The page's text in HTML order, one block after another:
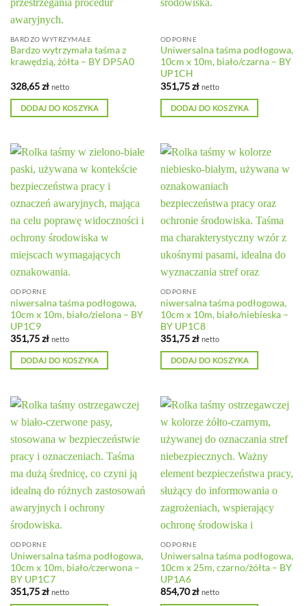
BARDZO WYTRZYMAŁE
Bardzo wytrzymała taśma z
krawędzią, żółta – BY DP5A0
328,65zł netto
DODAJ DO KOSZYKA
ODPORNE
Uniwersalna taśma podłogowa,
10cm x 10m, biało/czarna – BY
UP1CH
351,75zł netto
DODAJ DO KOSZYKA
ODPORNE
niwersalna taśma podłogowa,
10cm x 10m, biało/zielona – BY
UP1C9
351,75zł netto
DODAJ DO KOSZYKA
ODPORNE
niwersalna taśma podłogowa,
10cm x 10m, biało/niebieska –
BY UP1C8
351,75zł netto
DODAJ DO KOSZYKA
ODPORNE
Uniwersalna taśma podłogowa,
10cm x 10m, biało/czerwona –
BY UP1C7
351,75zł netto
ODPORNE
Uniwersalna taśma podłogowa,
10cm x 25m, czarno/żółta – BY
UP1A6
854,70zł netto